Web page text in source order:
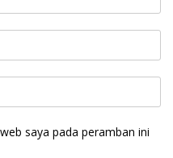
saya pada peramban ini